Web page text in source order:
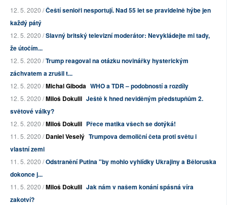
12. 5. 2020 /Čeští senioři nesportují. Nad 55 let se pravidelně hýbe jen
každý pátý
12. 5. 2020 /Slavný britský televizní moderátor: Nevykládejte mi tady,
že útočím...
12. 5. 2020 /Trump reagoval na otázku novinářky hysterickým
záchvatem a zrušil t...
12. 5. 2020 /Michal Giboda WHO a TDR – podobností a rozdíly
12. 5. 2020 /Miloš Dokulil Ještě k hned neviděným předstupňům 2.
světové války?
12. 5. 2020 /Miloš Dokulil Přece matika všech se dotýká!
11. 5. 2020 /Daniel Veselý Trumpova demoliční četa proti světu i
vlastní zemi
11. 5. 2020 /Odstranění Putina "by mohlo vyhlídky Ukrajiny a Běloruska
dokonce j...
11. 5. 2020 /Miloš Dokulil Jak nám v našem konání spásná víra
zakotví?